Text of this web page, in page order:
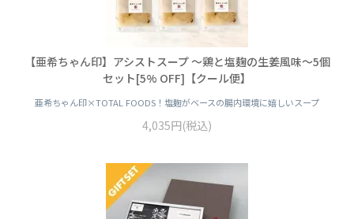
【亜希ちゃん印】アシストスープ ～鶏と塩麹の生姜風味～5個
セット[5% OFF]【クール便】
亜希ちゃん印×TOTAL FOODS！塩麹がベースの腸内環境に嬉しいスープ
4,035円(税込)